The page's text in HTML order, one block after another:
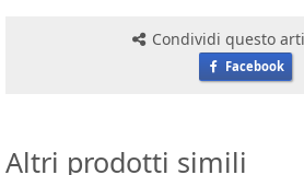
Condividi questo
Facebook
Altri prodotti simili